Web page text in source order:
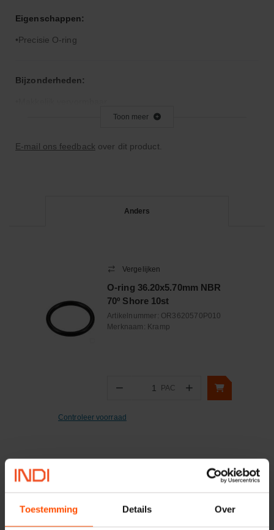
Toestemming Details Over
Eigenschappen:
Precisie O-ring
Bijzonderheden:
Toepassingsgebied:
Toon meer
E-mail ons feedback over dit product.
Anders
Vergelijken
O-ring 36.20x5.70mm NBR
70º Shore 10st
Artikelnummer: OR3620570P010
Merknaam: Kramp
− Aantal
PAC +
Controleer voorraad